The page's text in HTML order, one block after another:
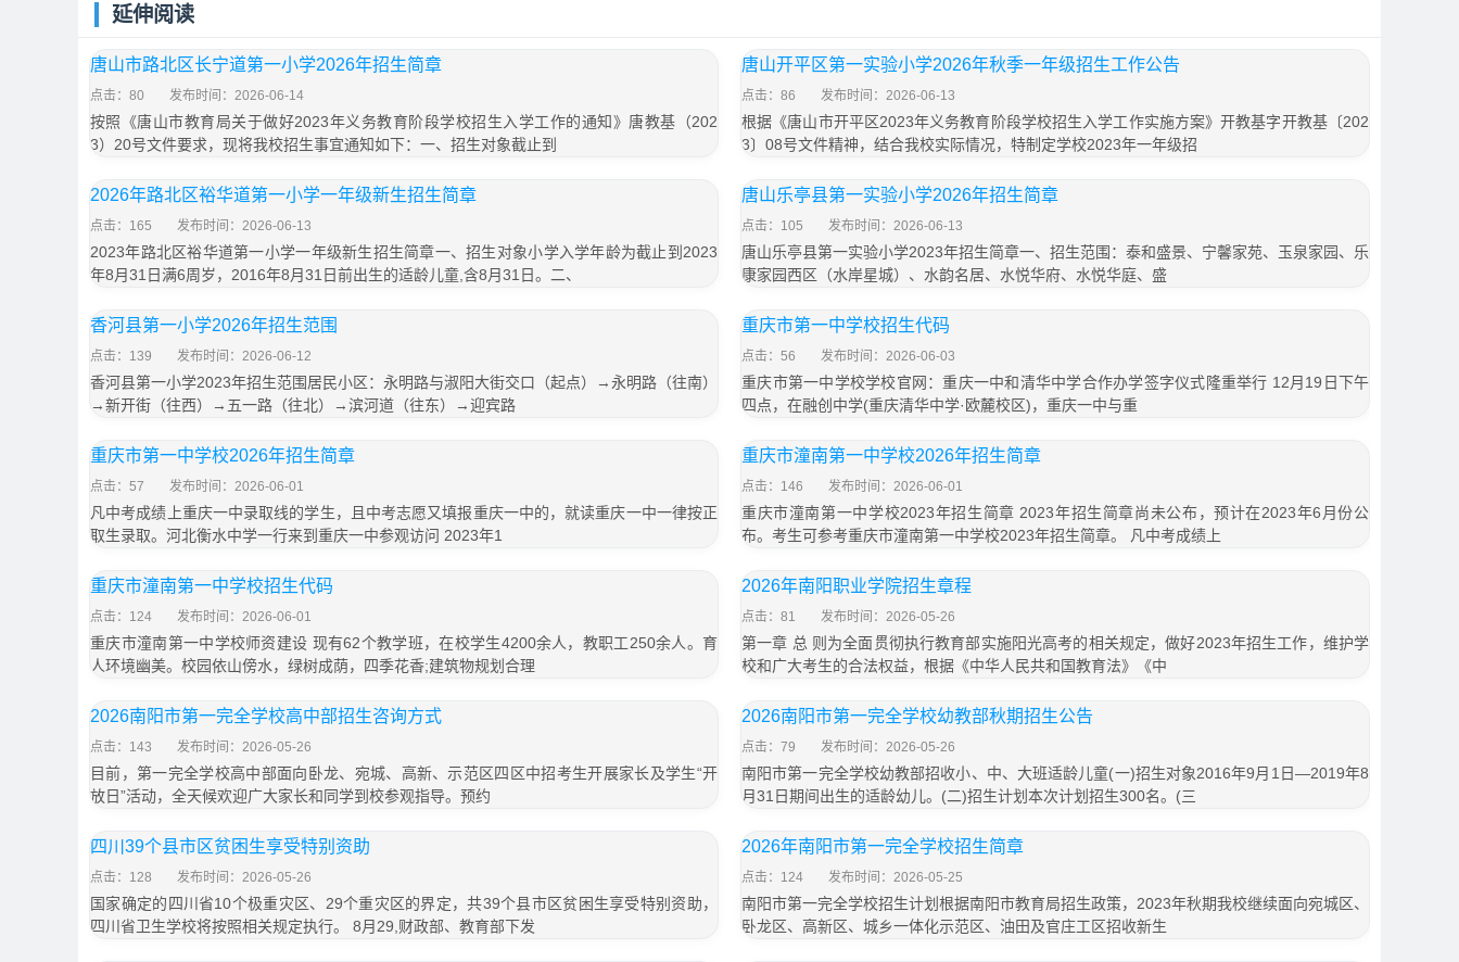
延伸阅读
唐山市路北区长宁道第一小学2026年招生简章
点击：80 发布时间：2026-06-14
按照《唐山市教育局关于做好2023年义务教育阶段学校招生入学工作的通知》唐教基（202
3）20号文件要求，现将我校招生事宜通知如下：一、招生对象截止到
唐山开平区第一实验小学2026年秋季一年级招生工作公告
点击：86 发布时间：2026-06-13
根据《唐山市开平区2023年义务教育阶段学校招生入学工作实施方案》开教基字开教基〔202
3〕08号文件精神，结合我校实际情况，特制定学校2023年一年级招
2026年路北区裕华道第一小学一年级新生招生简章
点击：165 发布时间：2026-06-13
2023年路北区裕华道第一小学一年级新生招生简章一、招生对象小学入学年龄为截止到2023
年8月31日满6周岁，2016年8月31日前出生的适龄儿童,含8月31日。二、
唐山乐亭县第一实验小学2026年招生简章
点击：105 发布时间：2026-06-13
唐山乐亭县第一实验小学2023年招生简章一、招生范围：泰和盛景、宁馨家苑、玉泉家园、乐
康家园西区（水岸星城）、水韵名居、水悦华府、水悦华庭、盛
香河县第一小学2026年招生范围
点击：139 发布时间：2026-06-12
香河县第一小学2023年招生范围居民小区：永明路与淑阳大街交口（起点）→永明路（往南）
→新开街（往西）→五一路（往北）→滨河道（往东）→迎宾路
重庆市第一中学校招生代码
点击：56 发布时间：2026-06-03
重庆市第一中学校学校官网：重庆一中和清华中学合作办学签字仪式隆重举行 12月19日下午
四点，在融创中学(重庆清华中学·欧麓校区)，重庆一中与重
重庆市第一中学校2026年招生简章
点击：57 发布时间：2026-06-01
凡中考成绩上重庆一中录取线的学生，且中考志愿又填报重庆一中的，就读重庆一中一律按正
取生录取。河北衡水中学一行来到重庆一中参观访问 2023年1
重庆市潼南第一中学校2026年招生简章
点击：146 发布时间：2026-06-01
重庆市潼南第一中学校2023年招生简章 2023年招生简章尚未公布，预计在2023年6月份公
布。考生可参考重庆市潼南第一中学校2023年招生简章。 凡中考成绩上
重庆市潼南第一中学校招生代码
点击：124 发布时间：2026-06-01
重庆市潼南第一中学校师资建设 现有62个教学班，在校学生4200余人，教职工250余人。育
人环境幽美。校园依山傍水，绿树成荫，四季花香;建筑物规划合理
2026年南阳职业学院招生章程
点击：81 发布时间：2026-05-26
第一章 总 则为全面贯彻执行教育部实施阳光高考的相关规定，做好2023年招生工作，维护学
校和广大考生的合法权益，根据《中华人民共和国教育法》《中
2026南阳市第一完全学校高中部招生咨询方式
点击：143 发布时间：2026-05-26
目前，第一完全学校高中部面向卧龙、宛城、高新、示范区四区中招考生开展家长及学生“开
放日”活动，全天候欢迎广大家长和同学到校参观指导。预约
2026南阳市第一完全学校幼教部秋期招生公告
点击：79 发布时间：2026-05-26
南阳市第一完全学校幼教部招收小、中、大班适龄儿童(一)招生对象2016年9月1日—2019年8
月31日期间出生的适龄幼儿。(二)招生计划本次计划招生300名。(三
四川39个县市区贫困生享受特别资助
点击：128 发布时间：2026-05-26
国家确定的四川省10个极重灾区、29个重灾区的界定，共39个县市区贫困生享受特别资助，
四川省卫生学校将按照相关规定执行。 8月29,财政部、教育部下发
2026年南阳市第一完全学校招生简章
点击：124 发布时间：2026-05-25
南阳市第一完全学校招生计划根据南阳市教育局招生政策，2023年秋期我校继续面向宛城区、
卧龙区、高新区、城乡一体化示范区、油田及官庄工区招收新生